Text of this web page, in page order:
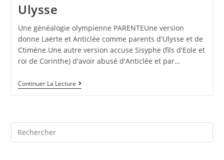
Ulysse
Une généalogie olympienne PARENTEUne version
donne Laërte et Anticlée comme parents d'Ulysse et de
Ctimène.Une autre version accuse Sisyphe (fils d'Eole et
roi de Corinthe) d'avoir abusé d'Anticlée et par…
Continuer La Lecture